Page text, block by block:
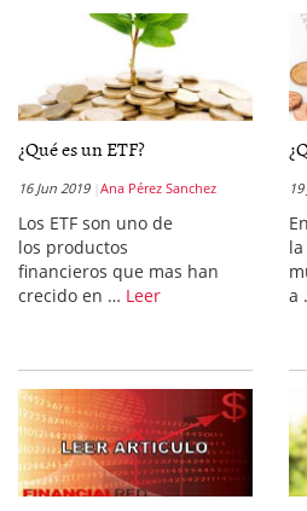
¿Qué es un ETF?
16 Jun 2019 Ana Pérez Sanchez
Los ETF son uno de
los productos
financieros que mas han
crecido en … Leer
a